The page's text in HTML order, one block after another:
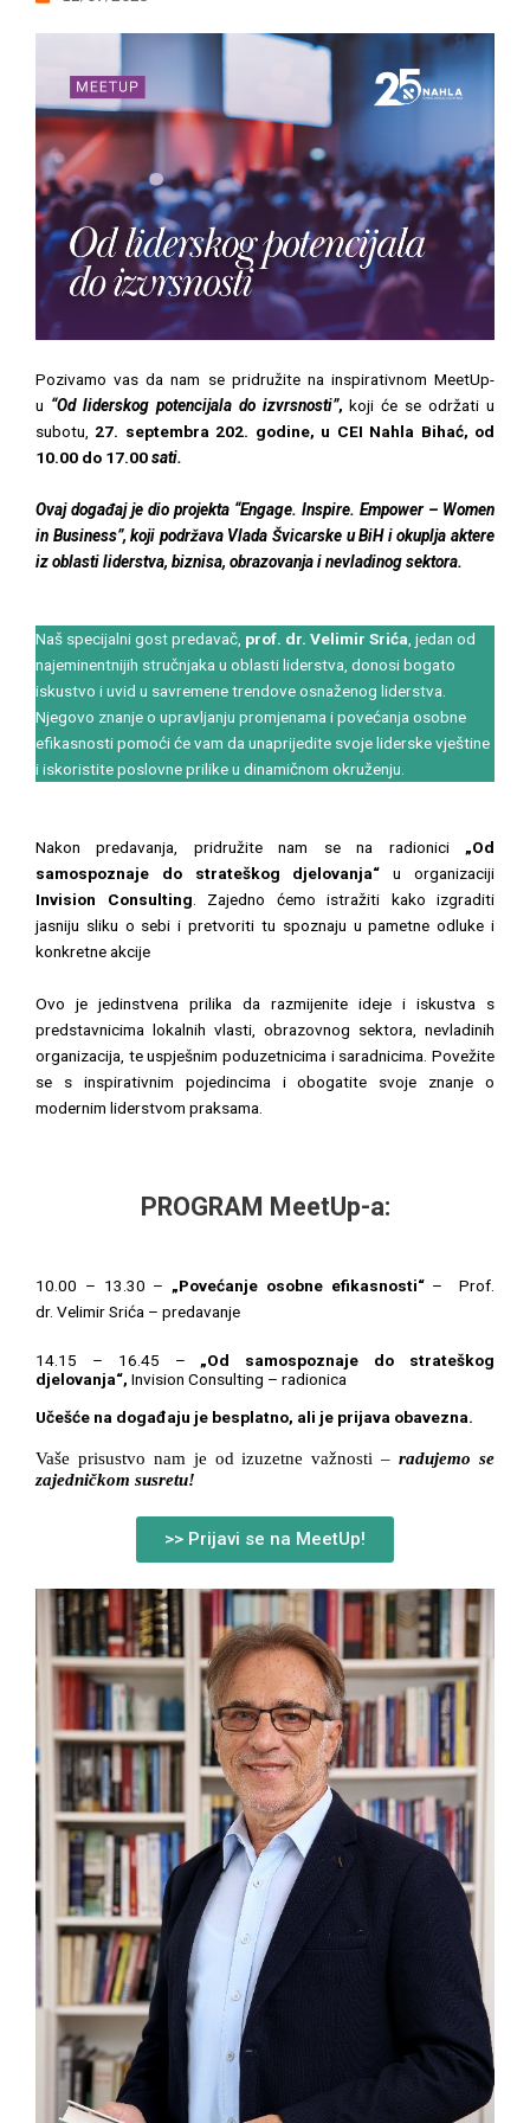
Pozivamo vas da nam se pridružite na inspirativnom MeetUp-
u “Od liderskog potencijala do izvrsnosti”, koji će se održati u
subotu, 27. septembra 202. godine, u CEI Nahla Bihać, od
10.00 do 17.00sati.
Ovaj događaj je dio projekta “Engage. Inspire. Empower – Women
in Business”, koji podržava Vlada Švicarske u BiH i okuplja aktere
iz oblasti liderstva, biznisa, obrazovanja i nevladinog sektora.
Naš specijalni gost predavač, prof. dr. Velimir Srića, jedan od
najeminentnijih stručnjaka u oblasti liderstva, donosi bogato
iskustvo i uvid u savremene trendove osnaženog liderstva.
Njegovo znanje o upravljanju promjenama i povećanja osobne
efikasnosti pomoći će vam da unaprijedite svoje liderske vještine
i iskoristite poslovne prilike u dinamičnom okruženju.
Nakon predavanja, pridružite nam se na radionici „Od
samospoznaje do strateškog djelovanja“ u organizaciji
Invision Consulting. Zajedno ćemo istražiti kako izgraditi
jasniju sliku o sebi i pretvoriti tu spoznaju u pametne odluke i
konkretne akcije
Ovo je jedinstvena prilika da razmijenite ideje i iskustva s
predstavnicima lokalnih vlasti, obrazovnog sektora, nevladinih
organizacija, te uspješnim poduzetnicima i saradnicima. Povežite
se s inspirativnim pojedincima i obogatite svoje znanje o
modernim liderstvom praksama.
PROGRAM MeetUp-a:
10.00 – 13.30 – „Povećanje osobne efikasnosti“– Prof.
dr. Velimir Srića – predavanje
14.15 – 16.45 – „Od samospoznaje do strateškog
djelovanja“, Invision Consulting – radionica
Učešće na događaju je besplatno, ali je prijava obavezna.
Vaše prisustvo nam je od izuzetne važnosti –radujemo se
zajedničkom susretu!
>> Prijavi se na MeetUp!